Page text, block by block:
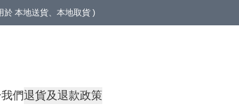
於 本地送貨、本地取貨 )
們退貨及退款政策